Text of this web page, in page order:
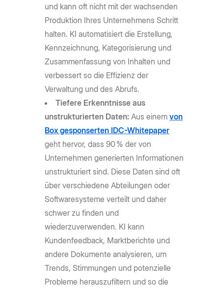
und kann oft nicht mit der wachsenden
Produktion Ihres Unternehmens Schritt
halten. KI automatisiert die Erstellung,
Kennzeichnung, Kategorisierung und
Zusammenfassung von Inhalten und
verbessert so die Effizienz der
Verwaltung und des Abrufs.
Tiefere Erkenntnisse aus
unstrukturierten Daten:Aus einemvon
Box gesponserten IDC-Whitepaper
geht hervor, dass 90 % der von
Unternehmen generierten Informationen
unstrukturiert sind. Diese Daten sind oft
über verschiedene Abteilungen oder
Softwaresysteme verteilt und daher
schwer zu finden und
wiederzuverwenden. KI kann
Kundenfeedback, Marktberichte und
andere Dokumente analysieren, um
Trends, Stimmungen und potenzielle
Probleme herauszufiltern und so die